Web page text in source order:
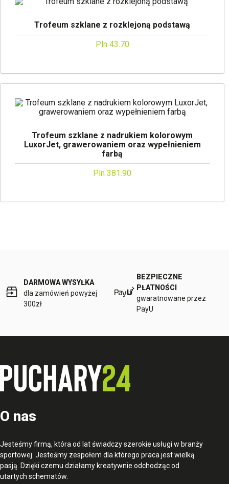
Trofeum szklane z rozklejoną podstawą
Pln 43.70
Trofeum szklane z nadrukiem kolorowym
LuxorJet, grawerowaniem oraz wypełnieniem
farbą
Pln 381.90
DARMOWA WYSYŁKA
dla zamówień powyżej
300zł
BEZPIECZNE
PŁATNOŚCI
gwaratnowane przez
PayU
O nas
Jesteśmy firmą, która od lat świadczy szerokie usługi w branży
sportowej. Jesteśmy zespołem dla którego praca jest wielką
pasją. Dzięki czemu działamy kreatywnie odchodząc od
utartych schematów.